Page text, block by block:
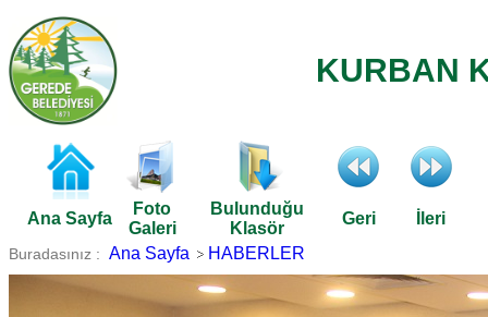
KURBAN
Ana Sayfa
Foto
Galeri
Bulunduğu
Klasör
Geri İleri
Buradasınız : Ana Sayfa HABERLER